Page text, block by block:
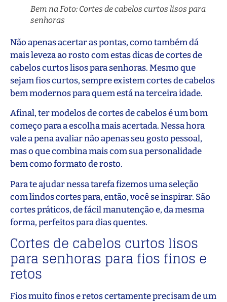
Bem na Foto: Cortes de cabelos curtos lisos para
senhoras
Não apenas acertar as pontas, como também dá
mais leveza ao rosto com estas dicas de cortes de
cabelos curtos lisos para senhoras. Mesmo que
sejam fios curtos, sempre existem cortes de cabelos
bem modernos para quem está na terceira idade.
Afinal, ter modelos de cortes de cabelos é um bom
começo para a escolha mais acertada. Nessa hora
vale a pena avaliar não apenas seu gosto pessoal,
mas o que combina mais com sua personalidade
bem como formato de rosto.
Para te ajudar nessa tarefa fizemos uma seleção
com lindos cortes para, então, você se inspirar. São
cortes práticos, de fácil manutenção e, da mesma
forma, perfeitos para dias quentes.
Cortes de cabelos curtos lisos
para senhoras para fios finos e
retos
Fios muito finos e retos certamente precisam de um